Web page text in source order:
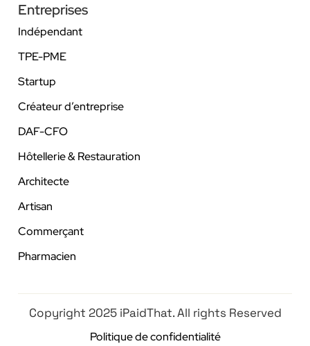
Entreprises
Indépendant
TPE-PME
Startup
Créateur d’entreprise
DAF-CFO
Hôtellerie & Restauration
Architecte
Artisan
Commerçant
Pharmacien
Copyright 2025 iPaidThat. All rights Reserved
Politique de confidentialité